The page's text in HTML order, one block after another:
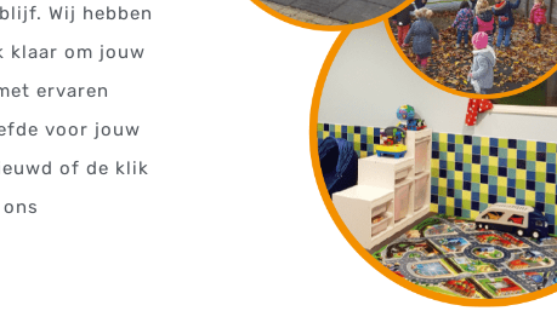
Wij hebben
klaar om jouw
ervaren
voor jouw
of de klik